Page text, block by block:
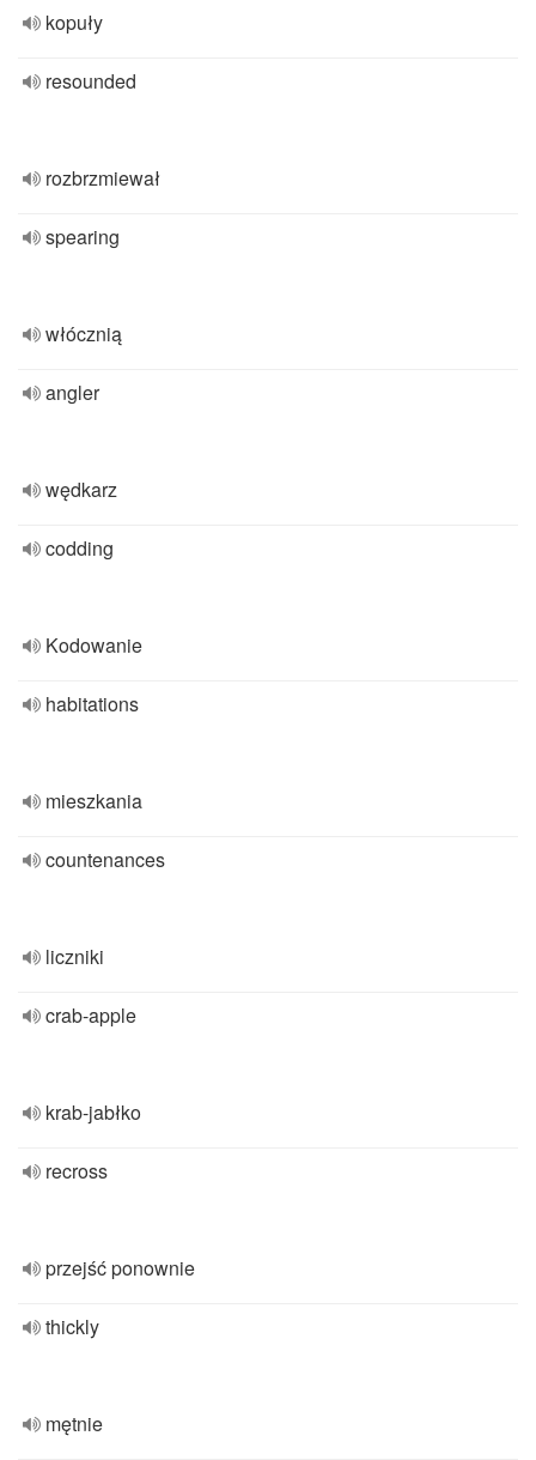
kopuły
resounded
rozbrzmiewał
spearing
włócznią
angler
wędkarz
codding
Kodowanie
habitations
mieszkania
countenances
liczniki
crab-apple
krab-jabłko
recross
przejść ponownie
thickly
mętnie